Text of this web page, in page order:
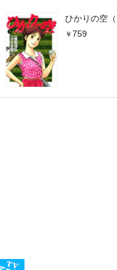
ひかりの空（
759